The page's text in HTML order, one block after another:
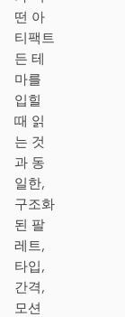
떤 아
티팩트
든 테
마를
입힐
때 읽
는 것
과 동
일한,
구조화
된 팔
레트,
타입,
간격,
모션